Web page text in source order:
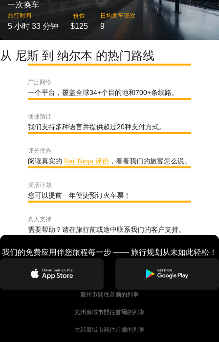
一次换车
旅行时间
5 小时 33 分钟
价位
$125
日均发车班次
9
从 尼斯 到 纳尔本 的热门路线
广泛网络
一个平台，覆盖全球34+个目的地和700+条线路。
便捷预订
我们支持多种语言并提供超过20种支付方式。
评分优秀
阅读真实的 Rail Ninja 评价 ，看看我们的旅客怎么说。
灵活计划
您可以提前一年便捷预订火车票！
真人支持
需要帮助？请在旅行前或途中联系我们的客户支持。
我们的免费应用伴您旅程每一步 —— 旅行规划从未如此轻松！
慶州市開往首爾的列車
光州廣域市開往首爾的列車
大邱廣域市開往首爾的列車